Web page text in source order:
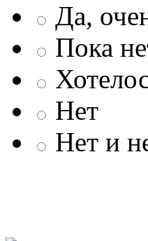
Да,
Пока
Нет
Нет и